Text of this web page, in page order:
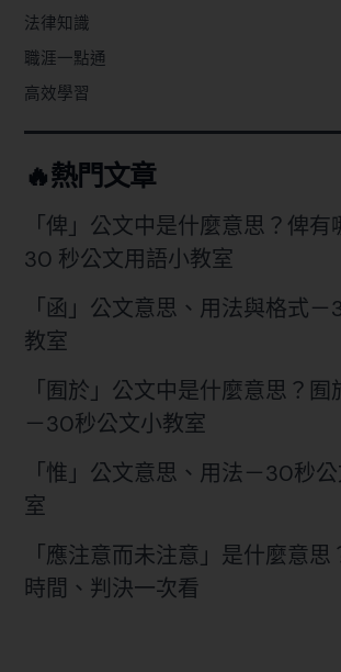
法律知識
職涯一點通
高效學習
🔥熱門文章
「俾」公文中是什麼意思？俾有
30 秒公文用語小教室
「函」公文意思、用法與格式
教室
「囿於」公文中是什麼意思？囿
－30秒公文小教室
「惟」公文意思、用法－30秒
室
「應注意而未注意」是什麼意
時間、判決一次看